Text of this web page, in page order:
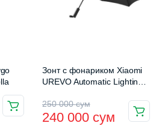
Зонт с фонариком Xiaomi
UREVO Automatic Lighting
250 000сум
Первоначальная
цена
240 000 сум
Текущая
цена: